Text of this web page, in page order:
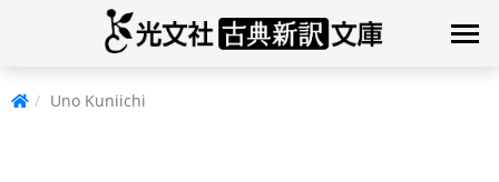
Uno Kuniichi